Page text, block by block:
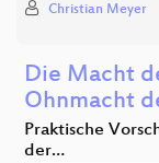
Christian Meyer
Die Macht
Ohnmacht
Praktische
der…